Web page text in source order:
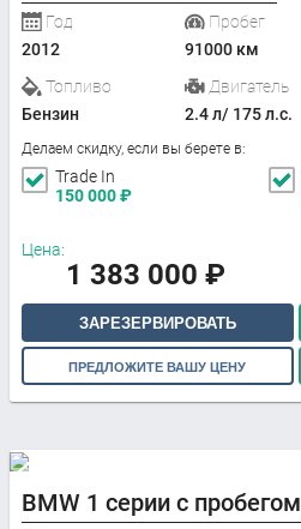
Год
2012
Пробег
91000 км
Топливо
Бензин
Двигатель
2.4 л/ 175 л.с.
Делаем скидку, если вы берете в:
Trade In
150 000₽
Цена:
1 383 000 ₽
ЗАРЕЗЕРВИРОВАТЬ
ПРЕДЛОЖИТЕ ВАШУ ЦЕНУ
BMW 1 серии с пробегом